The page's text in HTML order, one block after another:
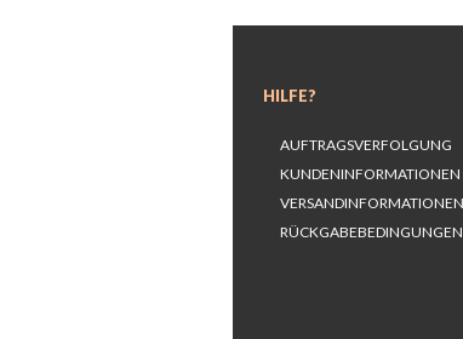
HILFE?
AUFTRAGSVERFOLGUNG
KUNDENINFORMATIONEN
VERSANDINFORMATIONEN
RÜCKGABEBEDINGUNGEN